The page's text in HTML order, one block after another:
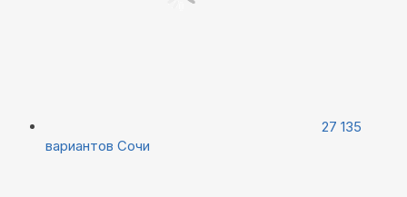
27 135
вариантов Сочи